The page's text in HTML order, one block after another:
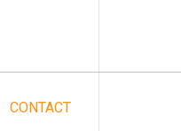
CONTACT